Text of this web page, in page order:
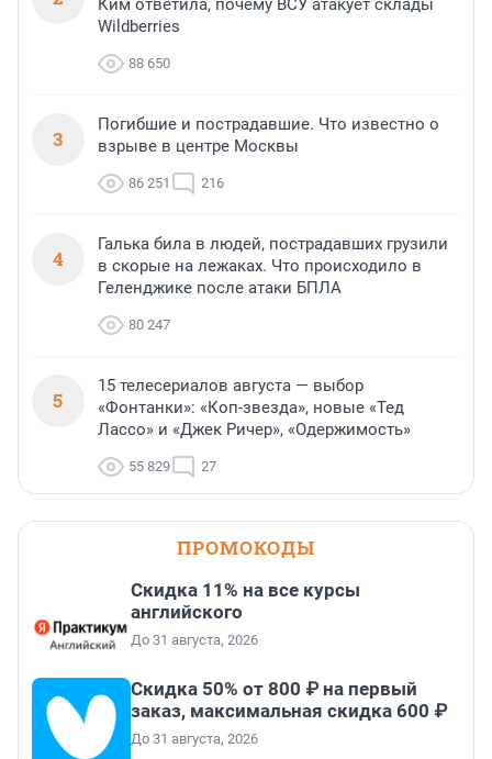
Ким ответила, почему ВСУ атакует склады
Wildberries
88 650
3
Погибшие и пострадавшие. Что известно о
взрыве в центре Москвы
86 251 216
4
Галька била в людей, пострадавших грузили
в скорые на лежаках. Что происходило в
Геленджике после атаки БПЛА
80 247
5
15 телесериалов августа — выбор
«Фонтанки»: «Коп-звезда», новые «Тед
Лассо» и «Джек Ричер», «Одержимость»
55 829 27
ПРОМОКОДЫ
Скидка 11% на все курсы
английского
До 31 августа, 2026
Скидка 50% от 800 ₽ на первый
заказ, максимальная скидка 600 ₽
До 31 августа, 2026